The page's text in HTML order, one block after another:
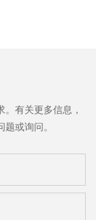
有关更多信息，
或询问。